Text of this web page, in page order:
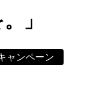
」
ャンペーン